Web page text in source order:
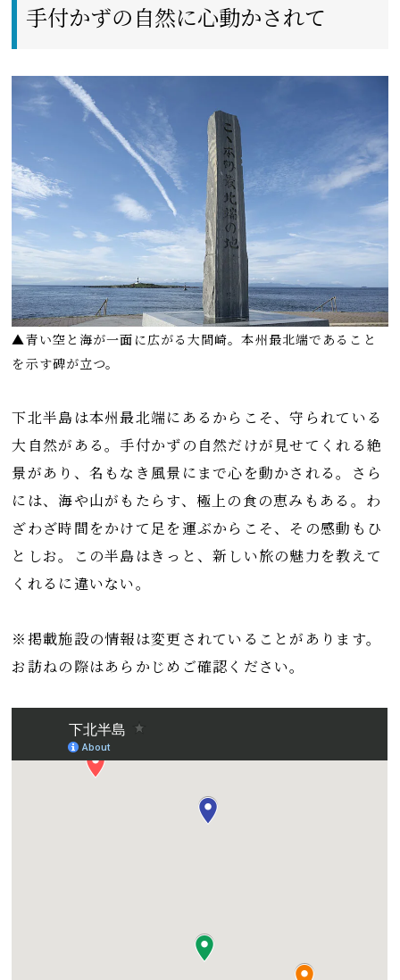
手付かずの自然に心動かされて
▲青い空と海が一面に広がる大間崎。本州最北端であること
を示す碑が立つ。
下北半島は本州最北端にあるからこそ、守られている
大自然がある。手付かずの自然だけが見せてくれる絶
景があり、名もなき風景にまで心を動かされる。さら
には、海や山がもたらす、極上の食の恵みもある。わ
ざわざ時間をかけて足を運ぶからこそ、その感動もひ
としお。この半島はきっと、新しい旅の魅力を教えて
くれるに違いない。
※掲載施設の情報は変更されていることがあります。
お訪ねの際はあらかじめご確認ください。